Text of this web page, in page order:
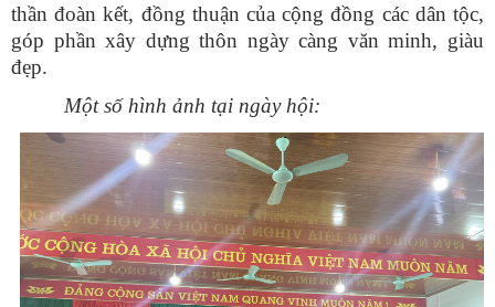
thần đoàn kết, đồng thuận của cộng đồng các dân tộc,
góp phần xây dựng thôn ngày càng văn minh, giàu
đẹp.
Một số hình ảnh tại ngày hội: